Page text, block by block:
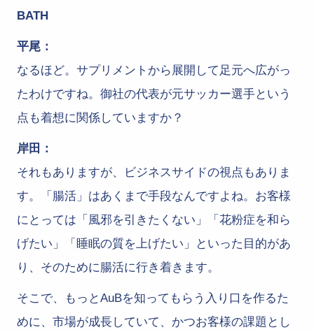
BATH
平尾：
なるほど。サプリメントから展開して足元へ広がっ
たわけですね。御社の代表が元サッカー選手という
点も着想に関係していますか？
岸田：
それもありますが、ビジネスサイドの視点もありま
す。「腸活」はあくまで手段なんですよね。お客様
にとっては「風邪を引きたくない」「花粉症を和ら
げたい」「睡眠の質を上げたい」といった目的があ
り、そのために腸活に行き着きます。
そこで、もっとAuBを知ってもらう入り口を作るた
めに、市場が成長していて、かつお客様の課題とし